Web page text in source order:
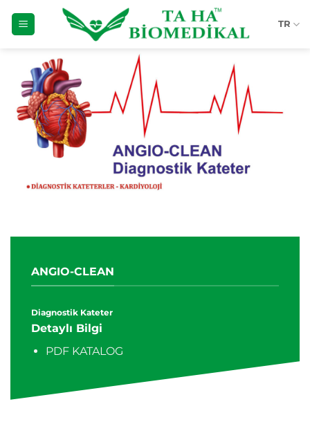
atla
TR
ANGIO-CLEAN
Diagnostik Kateter
Detaylı Bilgi
PDF KATALOG